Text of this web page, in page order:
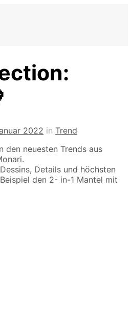
2022 in Trend
den neuesten Trends aus
Details und höchsten
den 2- in-1 Mantel mit